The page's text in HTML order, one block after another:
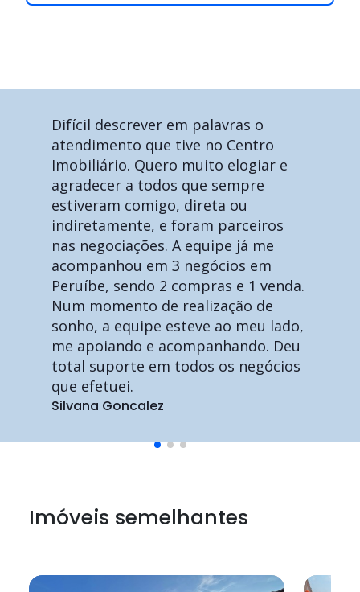
Difícil descrever em palavras o
atendimento que tive no Centro
Imobiliário. Quero muito elogiar e
agradecer a todos que sempre
estiveram comigo, direta ou
indiretamente, e foram parceiros
nas negociações. A equipe já me
acompanhou em 3 negócios em
Peruíbe, sendo 2 compras e 1 venda.
Num momento de realização de
sonho, a equipe esteve ao meu lado,
me apoiando e acompanhando. Deu
total suporte em todos os negócios
que efetuei.
Silvana Goncalez
Imóveis semelhantes